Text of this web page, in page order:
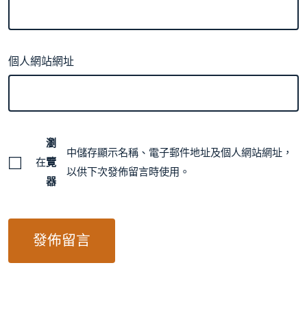
個人網站網址
在
瀏
覽
器
中儲存顯示名稱、電子郵件地址及個人網站網址，
以供下次發佈留言時使用。